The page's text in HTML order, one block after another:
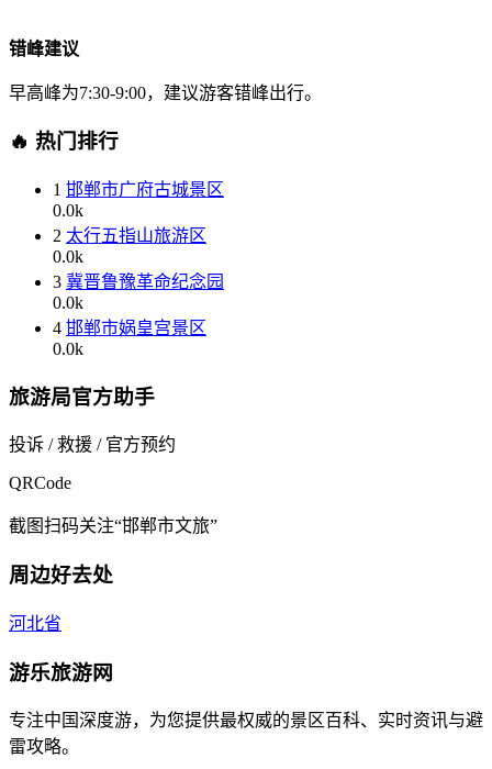
错峰建议
早高峰为7:30-9:00，建议游客错峰出行。
🔥 热门排行
1 邯郸市广府古城景区
0.0k
2 太行五指山旅游区
0.0k
3 冀晋鲁豫革命纪念园
0.0k
4 邯郸市娲皇宫景区
0.0k
旅游局官方助手
投诉 / 救援 / 官方预约
QRCode
截图扫码关注“邯郸市文旅”
周边好去处
河北省
游乐旅游网
专注中国深度游，为您提供最权威的景区百科、实时资讯与避
雷攻略。